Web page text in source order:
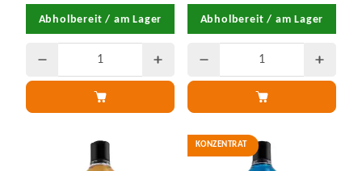
Abholbereit / am Lager Abholbereit / am Lager
KONZENTRAT